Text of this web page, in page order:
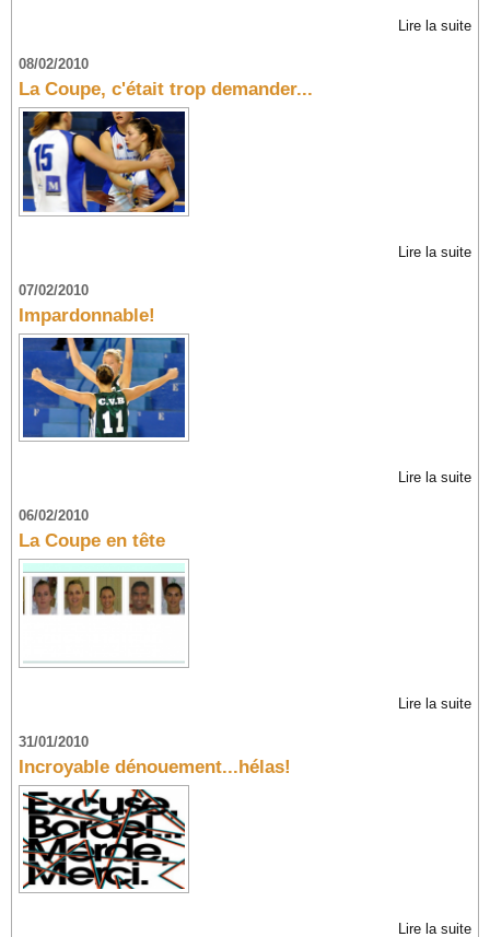
Lire la suite
08/02/2010
La Coupe, c'était trop demander...
Lire la suite
07/02/2010
Impardonnable!
Lire la suite
06/02/2010
La Coupe en tête
Lire la suite
31/01/2010
Incroyable dénouement...hélas!
Lire la suite